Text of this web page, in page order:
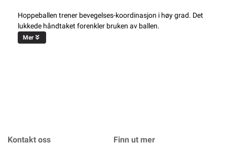
Hoppeballen trener bevegelses-koordinasjon i høy grad. Det
lukkede håndtaket forenkler bruken av ballen.
Mer
Kontakt oss Finn ut mer